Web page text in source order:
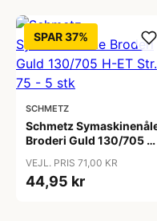
SPAR 37%
SCHMETZ
Schmetz
Broderi Guld 130/705 H-
VEJL. PRIS 71,00 KR
44,95 kr